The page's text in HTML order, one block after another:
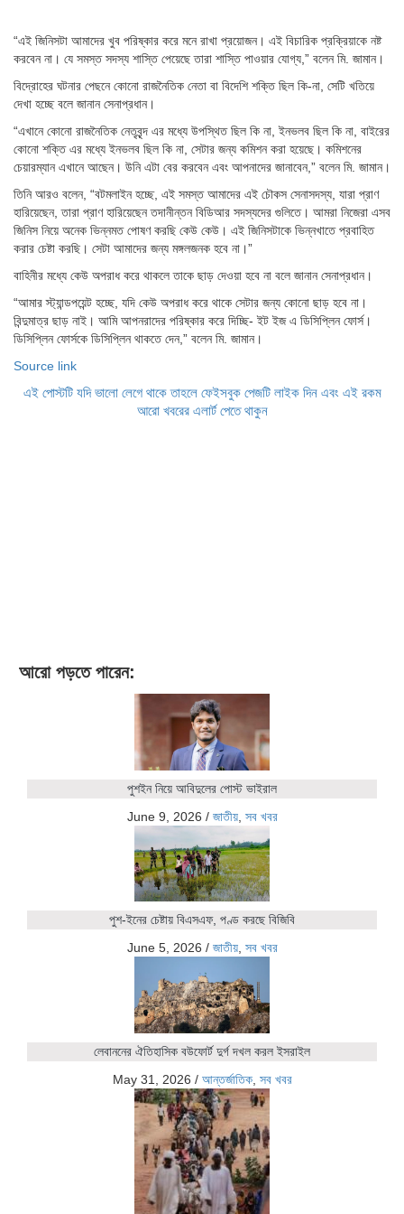
“এই জিনিসটা আমাদের খুব পরিষ্কার করে মনে রাখা প্রয়োজন। এই বিচারিক প্রক্রিয়াকে নষ্ট
করবেন না। যে সমস্ত সদস্য শাস্তি পেয়েছে তারা শাস্তি পাওয়ার যোগ্য,” বলেন মি. জামান।
বিদ্রোহের ঘটনার পেছনে কোনো রাজনৈতিক নেতা বা বিদেশি শক্তি ছিল কি-না, সেটি খতিয়ে
দেখা হচ্ছে বলে জানান সেনাপ্রধান।
“এখানে কোনো রাজনৈতিক নেতৃবৃন্দ এর মধ্যে উপস্থিত ছিল কি না, ইনভলব ছিল কি না, বাইরের
কোনো শক্তি এর মধ্যে ইনভলব ছিল কি না, সেটার জন্য কমিশন করা হয়েছে। কমিশনের
চেয়ারম্যান এখানে আছেন। উনি এটা বের করবেন এবং আপনাদের জানাবেন,” বলেন মি. জামান।
তিনি আরও বলেন, “বটমলাইন হচ্ছে, এই সমস্ত আমাদের এই চৌকস সেনাসদস্য, যারা প্রাণ
হারিয়েছেন, তারা প্রাণ হারিয়েছেন তদানীন্তন বিডিআর সদস্যদের গুলিতে। আমরা নিজেরা এসব
জিনিস নিয়ে অনেক ভিন্নমত পোষণ করছি কেউ কেউ। এই জিনিসটাকে ভিন্নখাতে প্রবাহিত
করার চেষ্টা করছি। সেটা আমাদের জন্য মঙ্গলজনক হবে না।”
বাহিনীর মধ্যে কেউ অপরাধ করে থাকলে তাকে ছাড় দেওয়া হবে না বলে জানান সেনাপ্রধান।
“আমার স্ট্যান্ডপয়েন্ট হচ্ছে, যদি কেউ অপরাধ করে থাকে সেটার জন্য কোনো ছাড় হবে না।
বিন্দুমাত্র ছাড় নাই। আমি আপনরাদের পরিষ্কার করে দিচ্ছি- ইট ইজ এ ডিসিপ্লিন ফোর্স।
ডিসিপ্লিন ফোর্সকে ডিসিপ্লিন থাকতে দেন,” বলেন মি. জামান।
Source link
এই পোস্টটি যদি ভালো লেগে থাকে তাহলে ফেইসবুক পেজটি লাইক দিন এবং এই রকম
আরো খবরের এলার্ট পেতে থাকুন
আরো পড়তে পারেন:
পুশইন নিয়ে আবিদুলের পোস্ট ভাইরাল
June 9, 2026 / জাতীয়, সব খবর
পুশ-ইনের চেষ্টায় বিএসএফ, পণ্ড করছে বিজিবি
June 5, 2026 / জাতীয়, সব খবর
লেবাননের ঐতিহাসিক বউফোর্ট দুর্গ দখল করল ইসরাইল
May 31, 2026 / আন্তর্জাতিক, সব খবর